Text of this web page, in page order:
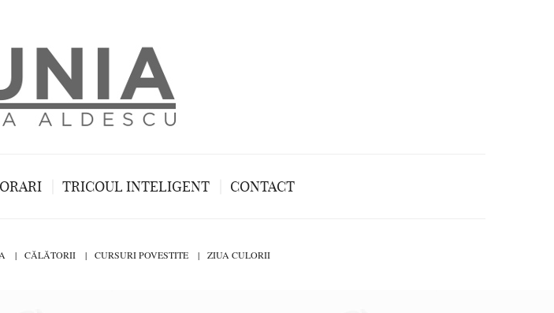
TRICOUL INTELIGENT CONTACT
CĂLĂTORII CURSURI POVESTITE ZIUA CULORII